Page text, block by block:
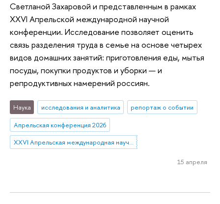
Светланой Захаровой и представленным в рамках
XXVI Апрельской международной научной
конференции. Исследование позволяет оценить
связь разделения труда в семье на основе четырех
видов домашних занятий: приготовления еды, мытья
посуды, покупки продуктов и уборки — и
репродуктивных намерений россиян.
Наука исследования и аналитика
репортаж о событии
Апрельская конференция 2026
XXVI Апрельская международная научная конференция имени Е.Г. Ясина
15 апреля